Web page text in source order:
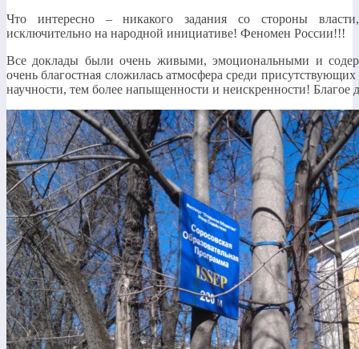
Что интересно – никакого задания со стороны власти,
исключительно на народной инициативе! Феномен России!!!
Все доклады были очень живыми, эмоциональными и
очень благостная сложилась атмосфера среди
научности, тем более напыщенности и неискренности! Благое